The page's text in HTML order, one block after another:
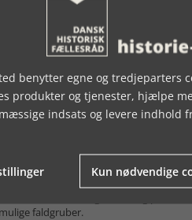
samlet her. Men træerne rækker ikke
resultatet af ”cutting edge
fremhæves det eksplicit, at vi nu
ambition er imidlertid ikke blot at
book”. Om den ambition er
bruger næsten alle det format, vi
forskningspositionering og klart
i det stramme format; det samme er
stykke fra det klassiske angelsaksiske
følge med. Det stramme format
historie, ofte savner den
illustrerer større tendenser og
efterskrift, der også klart og præcist
faldgruber.
benytter egne og tredjeparters
produkter og tjenester, hjælpe
indsats og levere indhold
Kun nødvendige